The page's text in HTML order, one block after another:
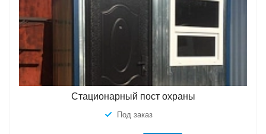
Стационарный пост охраны
Под заказ